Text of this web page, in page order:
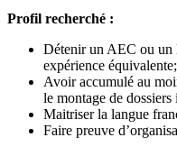
Profil recherché :
Détenir un AEC ou un
expérience équivalente;
Avoir accumulé au
le montage de
Maitriser la langue
Faire preuve